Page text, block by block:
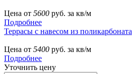
Цена от 5600 руб. за кв/м
Подробнее
Террасы с навесом из поликарбоната
Цена от 5400 руб. за кв/м
Подробнее
Уточнить цену